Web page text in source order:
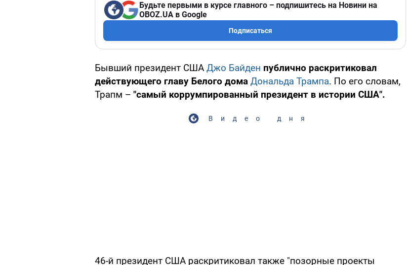
Будьте первыми в курсе главного – подпишитесь на Новини на
OBOZ.UA в Google
Подписаться
Бывший президент США Джо Байден публично раскритиковал
действующего главу Белого дома Дональда Трампа. По его словам,
Трапм – "самый коррумпированный президент в истории США".
Видео дня
46-й президент США раскритиковал также "позорные проекты